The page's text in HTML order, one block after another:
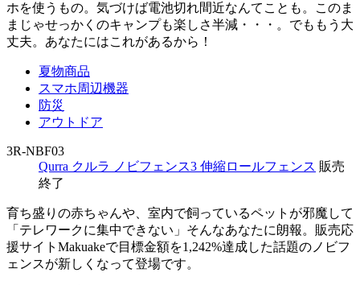
ホを使うもの。気づけば電池切れ間近なんてことも。このま
まじゃせっかくのキャンプも楽しさ半減・・・。でももう大
丈夫。あなたにはこれがあるから！
夏物商品
スマホ周辺機器
防災
アウトドア
3R-NBF03
Qurra クルラ ノビフェンス3 伸縮ロールフェンス 販売
終了
育ち盛りの赤ちゃんや、室内で飼っているペットが邪魔して
「テレワークに集中できない」そんなあなたに朗報。販売応
援サイトMakuakeで目標金額を1,242%達成した話題のノビフ
ェンスが新しくなって登場です。